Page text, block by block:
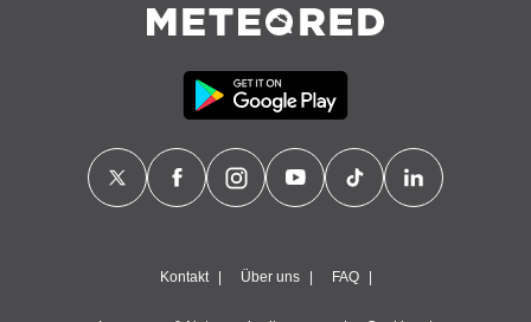
Kontakt Über uns FAQ